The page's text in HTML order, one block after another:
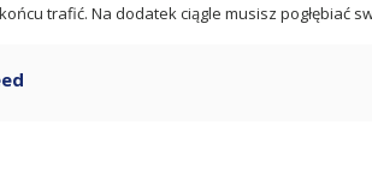
trafić. Na dodatek ciągle musisz pogłębiać